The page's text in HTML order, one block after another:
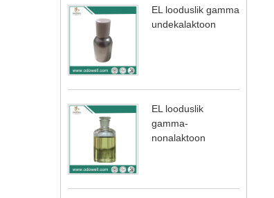
EL looduslik gamma
undekalaktoon
EL looduslik
gamma-
nonalaktoon